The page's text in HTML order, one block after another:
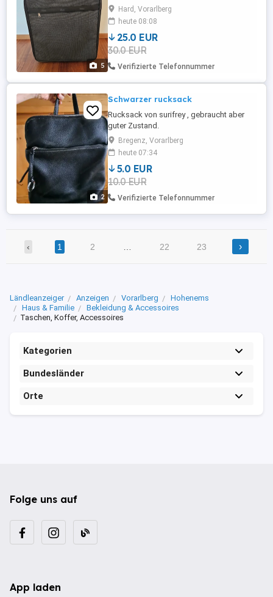
5
Zustand. Diverse Fächer mit
Reißverschluss, Hemdenfach, Aussenfach
für Unterlagen und Laptop. Alle
Reißverschlüsse und Rollen ok, 52 x 37 x
20 cm (HxBxT)
Hard, Vorarlberg
heute 08:08
25.0 EUR
30.0 EUR
Verifizierte Telefonnummer
2
Schwarzer rucksack
Rucksack von surifrey , gebraucht aber
guter Zustand.
Bregenz, Vorarlberg
heute 07:34
5.0 EUR
10.0 EUR
Verifizierte Telefonnummer
‹ 1 2 22 23 ›
Ländleanzeiger Anzeigen Vorarlberg
Hohenems
Haus & Familie
Bekleidung & Accessoires
Taschen, Koffer, Accessoires
Kategorien
Bundesländer
Orte
Folge uns auf
App laden